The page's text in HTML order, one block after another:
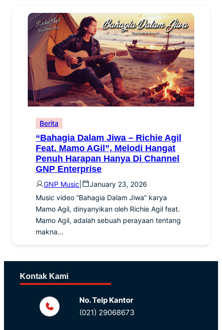
Berita
“Bahagia Dalam Jiwa – Richie Agil
Feat. Mamo AGil”, Melodi Hangat
Penuh Harapan Hanya Di Channel
GNP Enterprise
GNP Music
January 23, 2026
Music video “Bahagia Dalam Jiwa” karya
Mamo Agil, dinyanyikan oleh Richie Agil feat.
Mamo Agil, adalah sebuah perayaan tentang
makna…
Kontak Kami
No. Telp Kantor
(021) 29068673